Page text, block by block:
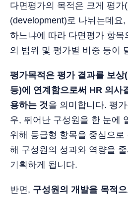
다면평가의 목적은 크게 평가
(development)로 나뉘는데요
하느냐에 따라 다면평가 항
의 범위 및 평가별 비중 등이
평가목적은 평가 결과를 보
등)에 연계함으로써 HR 의사
용하는 것을 의미합니다. 평
우, 뛰어난 구성원을 한 눈에
위해 등급형 항목을 중심으로
해 구성원의 성과와 역량을
기획하게 됩니다.
반면, 구성원의 개발을 목적